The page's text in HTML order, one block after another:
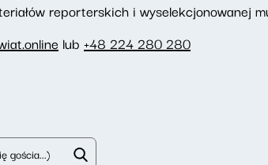
reporterskich i wyselekcjonowanej
lub +48 224 280 280